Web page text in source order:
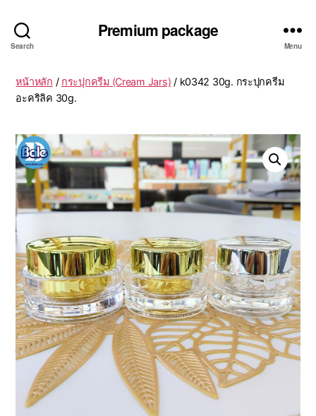
Search
Premium package
Menu
หน้าหลัก / กระปุกครีม (Cream Jars) / k0342 30g. กระปุกครีม
อะคริลิค 30g.